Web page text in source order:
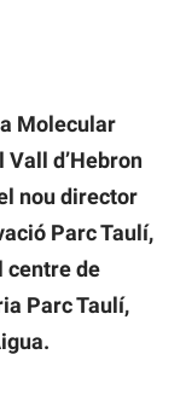
Molecular
d’Hebron
nou director
Parc Taulí,
centre de
Parc Taulí,